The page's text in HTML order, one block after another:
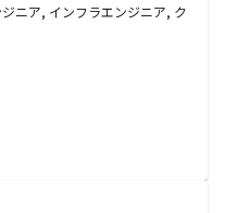
ニア, インフラエンジニア, ク